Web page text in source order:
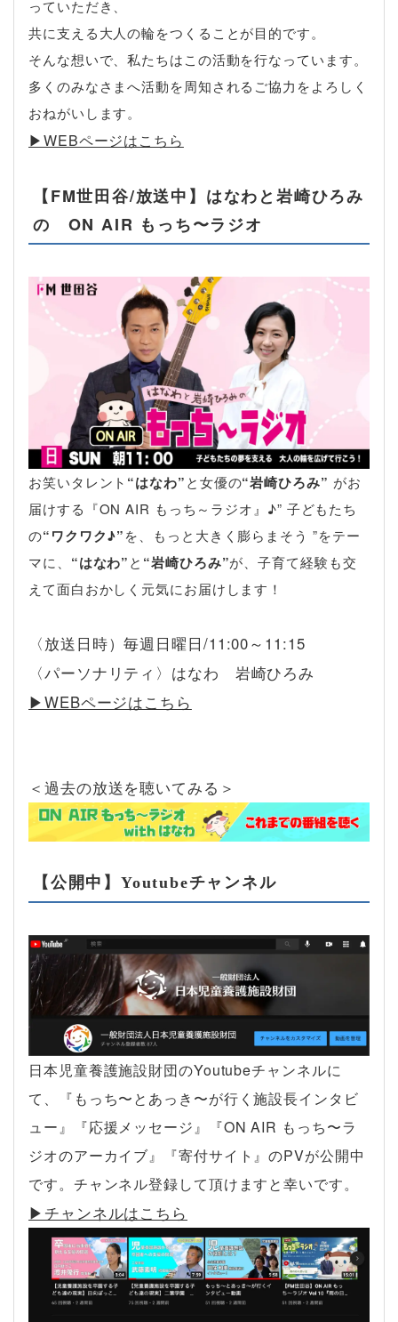
っていただき、
共に支える大人の輪をつくることが目的です。
そんな想いで、私たちはこの活動を行なっています。
多くのみなさまへ活動を周知されるご協力をよろしく
おねがいします。
▶︎WEBページはこちら
【FM世田谷/放送中】はなわと岩崎ひろみ
の ON AIR もっち〜ラジオ
お笑いタレント “はなわ”と女優の“岩崎ひろみ” がお
届けする『ON AIR もっち～ラジオ』♪” 子どもたち
の“ワクワク♪”を、もっと大きく膨らまそう ”をテー
マに、 “はなわ”と “岩崎ひろみ”が、子育て経験も交
えて面白おかしく元気にお届けします！
〈放送日時）毎週日曜日/11:00～11:15
〈パーソナリティ〉はなわ 岩崎ひろみ
▶︎WEBページはこちら
＜過去の放送を聴いてみる＞
【公開中】Youtubeチャンネル
日本児童養護施設財団のYoutubeチャンネルに
て、『もっち〜とあっき〜が行く施設長インタビ
ュー』『応援メッセージ』『ON AIR もっち〜ラ
ジオのアーカイブ』『寄付サイト』のPVが公開中
です。チャンネル登録して頂けますと幸いです。
▶︎チャンネルはこちら